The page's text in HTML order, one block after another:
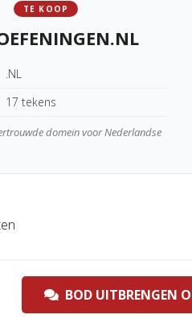
TE KOOP
.NL
17 tekens
domein voor Nederlandse
BOD UITBRENGEN